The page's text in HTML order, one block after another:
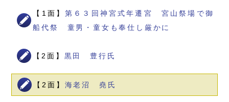
【1面】第６３回神宮式年遷宮 宮山祭場で御
船代祭 童男・童女も奉仕し厳かに
【2面】 黒田 豊行氏
【2面】 海老沼 堯氏